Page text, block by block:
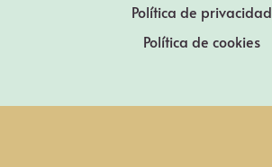
Política de privacidad
Política de cookies